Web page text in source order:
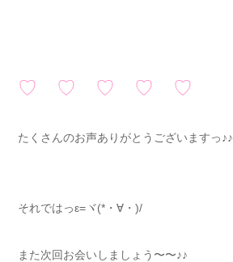
♡ ♡ ♡ ♡ ♡
たくさんのお声ありがとうございますっ♪♪
それではっε=ヾ(*・∀・)/
また次回お会いしましょう〜〜♪♪